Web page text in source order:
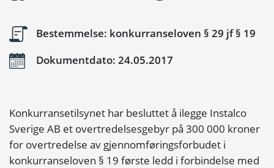
Bestemmelse: konkurranseloven § 29 jf § 19
Dokumentdato: 24.05.2017
Konkurransetilsynet har besluttet å ilegge Instalco
Sverige AB et overtredelsesgebyr på 300 000 kroner
for overtredelse av gjennomføringsforbudet i
konkurranseloven § 19 første ledd i forbindelse med